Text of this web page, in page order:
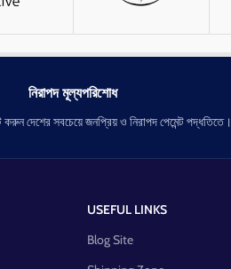
নিরাপদ মূল্যপরিশোধ
দেশের সবচেয়ে জনপ্রিয় ও নিরাপদ পেমেন্ট পদ্ধতিতে।
USEFUL LINKS
Blog Site